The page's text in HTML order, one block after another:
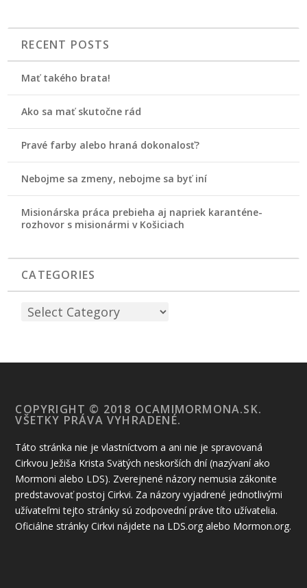
RECENT POSTS
Mať takého brata!
Ako sa mať skutočne rád
Pravé farby alebo hraná dokonalosť?
Nebojme sa zmeny, nebojme sa byť iní
Misionárska práca prebieha aj napriek karanténe-
rozhovor s misionármi v Košiciach
CATEGORIES
COPYRIGHT © 2018 OCAMIMORMONA.SK.
VŠETKY PRÁVA VYHRADENÉ.
Táto stránka nie je vlastníctvom a ani nie je spravovaná
Cirkvou Ježiša Krista Svätých neskorších dní (nazývaní ako
Mormoni alebo LDS). Zverejnené názory nemusia zákonite
predstavovať postoj Cirkvi. Za názory vyjadrené jednotlivými
užívateľmi tejto stránky sú zodpovední práve títo užívatelia.
Oficiálne stránky Cirkvi nájdete na LDS.org alebo Mormon.org.